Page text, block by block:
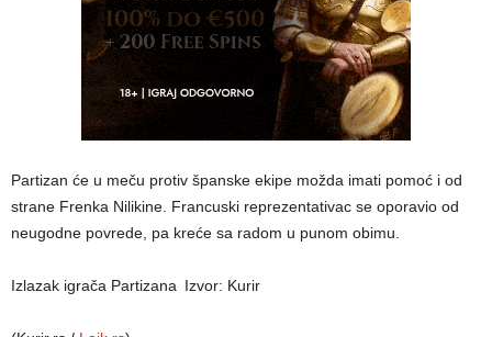
Partizan će u meču protiv španske ekipe možda imati pomoć i od
strane Frenka Nilikine. Francuski reprezentativac se oporavio od
neugodne povrede, pa kreće sa radom u punom obimu.
Izlazak igrača Partizana Izvor: Kurir